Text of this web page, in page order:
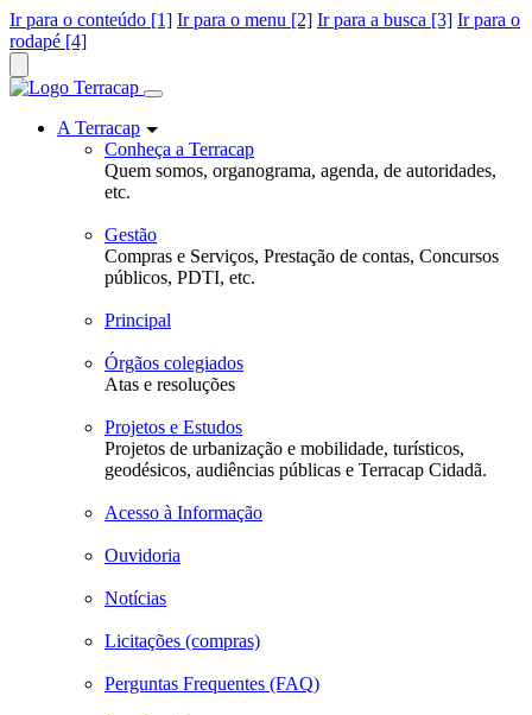
Ir para o conteúdo [1] Ir para o menu [2] Ir para a busca [3] Ir para o
rodapé [4]
A Terracap
Conheça a Terracap
Quem somos, organograma, agenda, de autoridades,
etc.
Gestão
Compras e Serviços, Prestação de contas, Concursos
públicos, PDTI, etc.
Principal
Órgãos colegiados
Atas e resoluções
Projetos e Estudos
Projetos de urbanização e mobilidade, turísticos,
geodésicos, audiências públicas e Terracap Cidadã.
Acesso à Informação
Ouvidoria
Notícias
Licitações (compras)
Perguntas Frequentes (FAQ)